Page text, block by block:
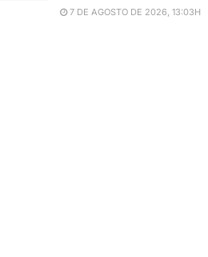
7 DE AGOSTO DE 2026, 13:03H